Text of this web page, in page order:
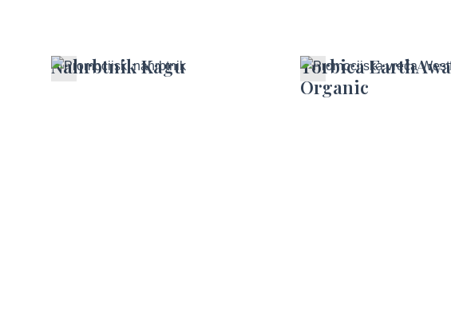
Nahrbtnik Kagu
Torbica
Organic